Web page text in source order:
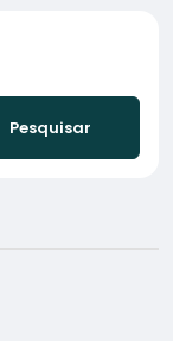
Pesquisar